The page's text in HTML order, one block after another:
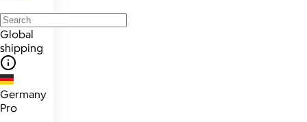
Global
shipping
Germany
Pro